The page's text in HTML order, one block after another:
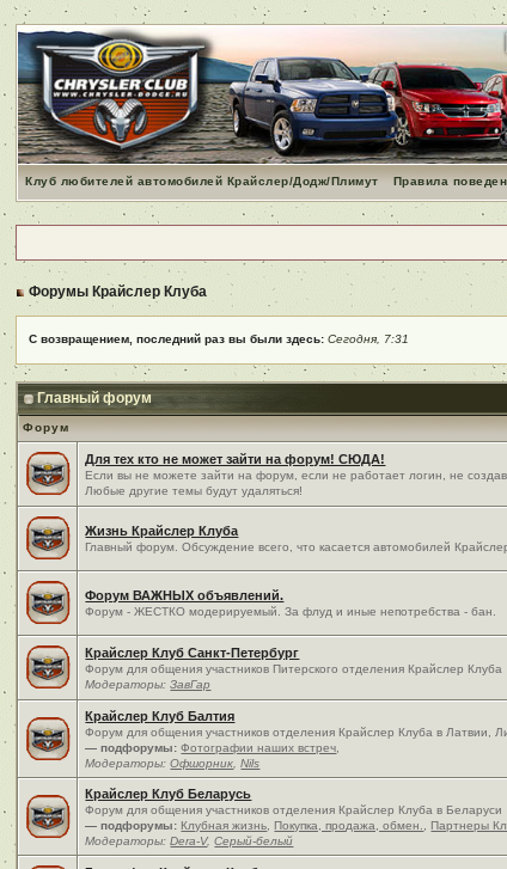
Клуб любителей автомобилей Крайслер/Додж/Плимут Правила
Форумы Крайслер Клуба
С возвращением, последний раз вы были здесь:Сегодня, 7:31
Главный форум
Форум
Для тех кто не может зайти на форум! СЮДА!
Если вы не можете зайти на форум, если не работает логин, не
Любые другие темы будут удаляться!
Жизнь Крайслер Клуба
Главный форум. Обсуждение всего, что касается автомобилей
Форум ВАЖНЫХ объявлений.
Форум - ЖЕСТКО модерируемый. За флуд и иные непотребства - бан.
Крайслер Клуб Санкт-Петербург
Форум для общения участников Питерского отделения Крайслер Клуба
Модераторы:ЗавГар
Крайслер Клуб Балтия
Форум для общения участников отделения Крайслер Клуба в Латвии,
— подфорумы: Фотографии наших встреч
Модераторы:Офшорник ,Nils
Крайслер Клуб Беларусь
Форум для общения участников отделения Крайслер Клуба в Беларуси
— подфорумы: Клубная жизнь Покупка, продажа, обмен. Партнеры
Модераторы:Dera-V,Серый-белый